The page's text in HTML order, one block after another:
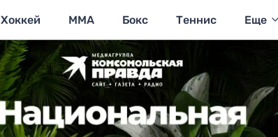
Хоккей MMA Бокс Теннис Еще